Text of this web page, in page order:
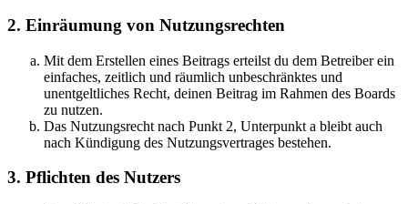
2. Einräumung von Nutzungsrechten
Mit dem Erstellen eines Beitrags erteilst du dem Betreiber ein
einfaches, zeitlich und räumlich unbeschränktes und
unentgeltliches Recht, deinen Beitrag im Rahmen des Boards
zu nutzen.
Das Nutzungsrecht nach Punkt 2, Unterpunkt a bleibt auch
nach Kündigung des Nutzungsvertrages bestehen.
3. Pflichten des Nutzers